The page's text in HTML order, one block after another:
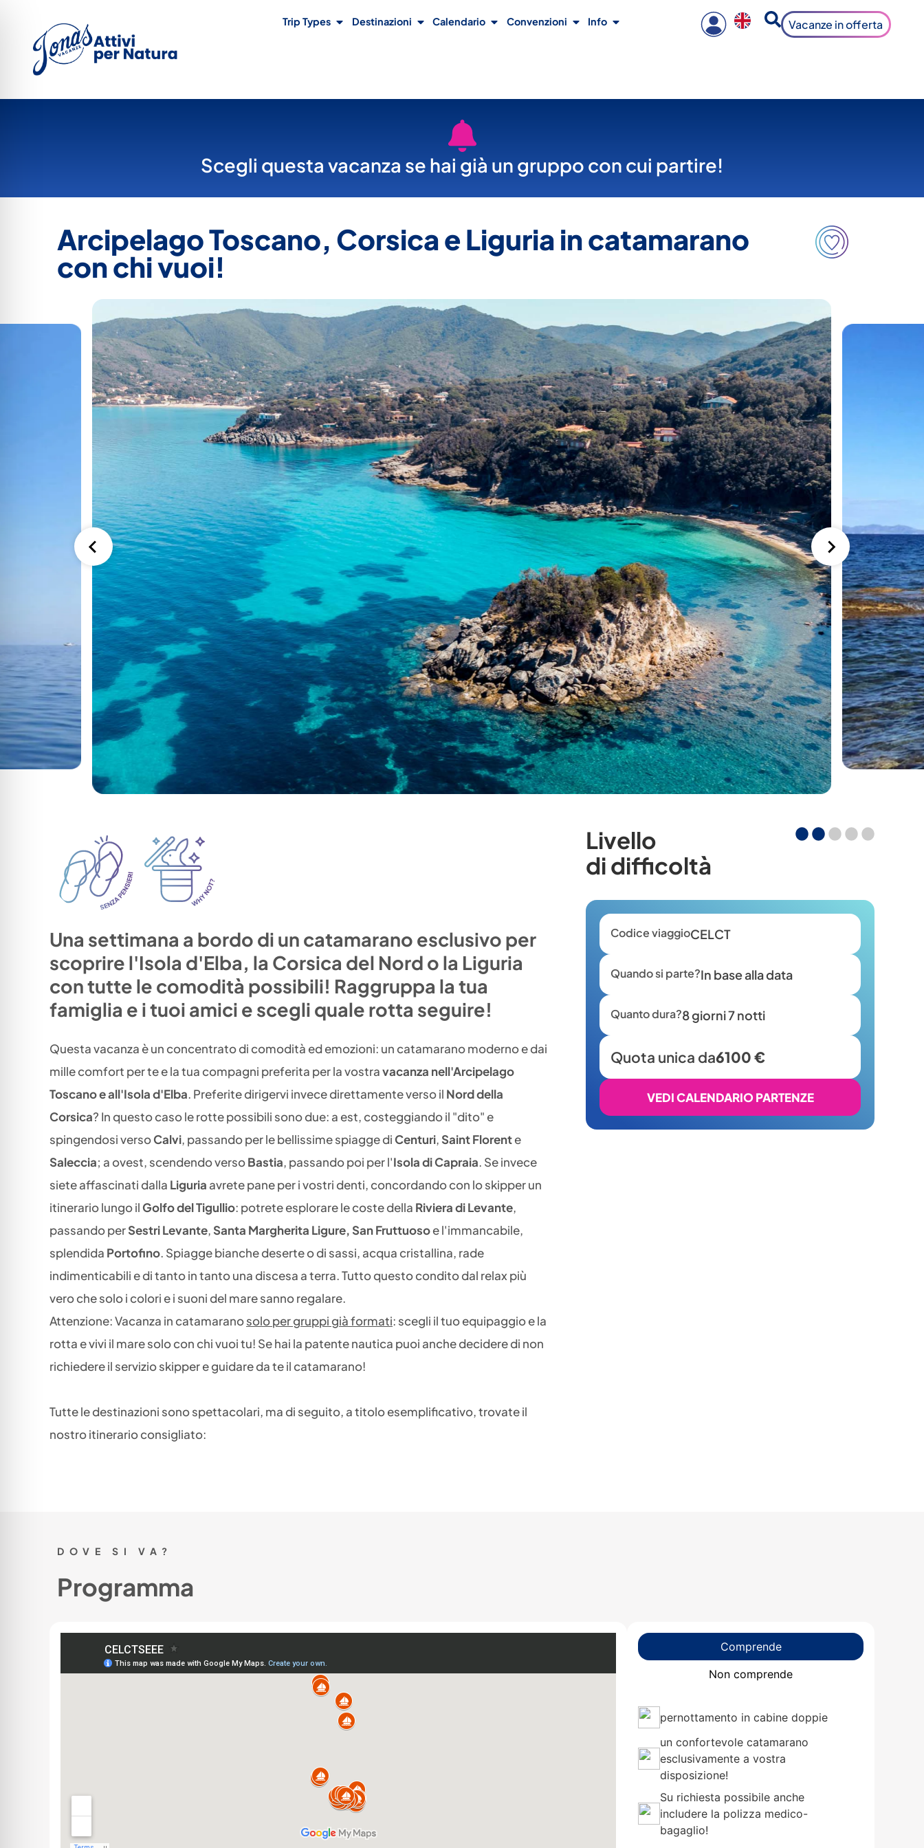
Trip Types Destinazioni Calendario Convenzioni Info Vacanze in offerta
Scegli questa vacanza se hai già un gruppo con cui partire!
Arcipelago Toscano, Corsica e Liguria in catamarano
con chi vuoi!
Una settimana a bordo di un catamarano esclusivo per
scoprire l'Isola d'Elba, la Corsica del Nord o la Liguria
con tutte le comodità possibili! Raggruppa la tua
famiglia e i tuoi amici e scegli quale rotta seguire!
Questa vacanza è un concentrato di comodità ed emozioni: un catamarano moderno e dai
mille comfort per te e la tua compagni preferita per la vostravacanza nell'Arcipelago
Toscano e all'Isola d'Elba. Preferite dirigervi invece direttamente verso il Nord della
Corsica? In questo caso le rotte possibili sono due: a est, costeggiando il "dito" e
spingendosi versoCalvi, passando per le bellissime spiagge di Centuri, Saint Florente
Saleccia; a ovest, scendendo versoBastia, passando poi per l'Isola di Capraia. Se invece
siete affascinati dalla Liguria avrete pane per i vostri denti, concordando con lo skipper un
itinerario lungo il Golfo del Tigullio: potrete esplorare le coste della Riviera di Levante,
passando perSestri Levante, Santa Margherita Ligure, San Fruttuosoe l'immancabile,
splendida Portofino. Spiagge bianche deserte o di sassi, acqua cristallina, rade
indimenticabili e di tanto in tanto una discesa a terra. Tutto questo condito dal relax più
vero che solo i colori e i suoni del mare sanno regalare.
Attenzione: Vacanza in catamaranosolo per gruppi già formati: scegli il tuo equipaggio e la
rotta e vivi il mare solo con chi vuoi tu! Se hai la patente nautica puoi anche decidere di non
richiedere il servizio skipper e guidare da te il catamarano!
Tutte le destinazioni sono spettacolari, ma di seguito, a titolo esemplificativo, trovate il
nostro itinerario consigliato:
Livello
di difficoltà
Codice viaggioCELCT
Quando si parte?In base alla data
Quanto dura?8 giorni 7 notti
Quota unica da6100 €
VEDI CALENDARIO PARTENZE
DOVE SI VA?
Programma
Comprende
Non comprende
pernottamento in cabine doppie
un confortevole catamarano
esclusivamente a vostra
disposizione!
Su richiesta possibile anche
includere la polizza medico-
bagaglio!